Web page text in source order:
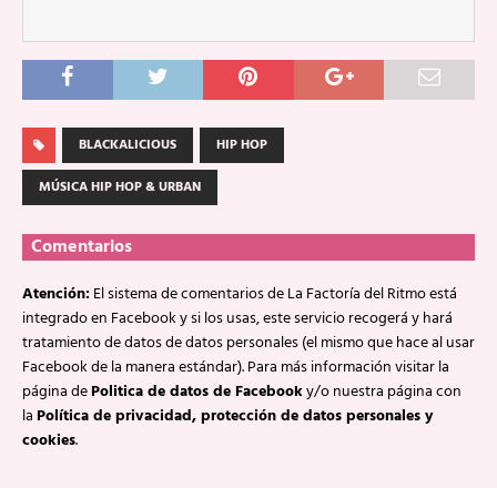
BLACKALICIOUS
HIP HOP
MÚSICA HIP HOP & URBAN
Comentarios
Atención:El sistema de comentarios de La Factoría del Ritmo está
integrado en Facebook y si los usas, este servicio recogerá y hará
tratamiento de datos de datos personales (el mismo que hace al usar
Facebook de la manera estándar). Para más información visitar la
página dePolitica de datos de Facebooky/o nuestra página con
laPolítica de privacidad, protección de datos personales y
cookies.